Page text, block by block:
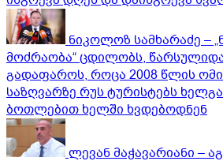
ნიკოლოზ სამხარაძე –
მოძრაობა“ ცდილობს,
გადაფაროს, როცა 2008 წლის
საზღვარზე რუს ტურისტებს
ბოთლებით ხელში ხვდებოდნენ
ლევან მაჭავარიანი –